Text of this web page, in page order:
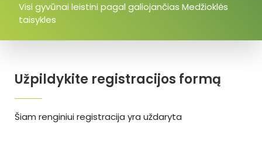
Užpildykite registracijos formą
Šiam renginiui registracija yra uždaryta
Visi gyvūnai leistini pagal galiojančias Medžioklės
taisykles